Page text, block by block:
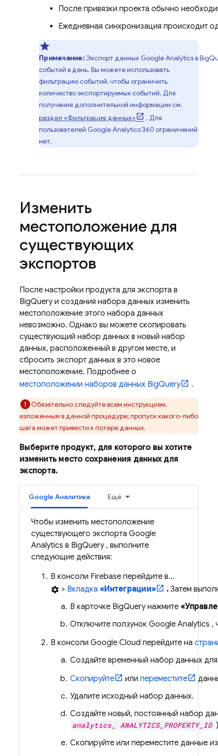
После привязки проекта обычно
Ежедневная синхронизация происходит
Примечание:Экспорт данных Google Analyticsв
событий в день. Вы можете использовать
фильтрацию событий, чтобы ограничить
количество экспортируемых событий. Для
получения дополнительной информации см.
раздел «Фильтрация данных»
. Для
пользователей Google Analytics 360 ограничений
нет.
Изменить
местоположение для
существующих
экспортов
После настройки продукта для экспорта в
BigQuery и создания набора данных изменить
местоположение этого набора данных
невозможно. Однако вы можете скопировать
существующий набор данных в новый набор
данных, расположенный в другом месте, и
сбросить экспорт данных в это новое
местоположение. Подробнее о
местоположении наборов данных BigQuery .
Обязательно следуйте всем инструкциям,
изложенным в данной процедуре; пропуск какого-либо
шага может привести к потере данных.
Выберите продукт, для которого вы хотите
изменить место сохранения данных для
экспорта.
Google Аналитика Ещё
Чтобы изменить местоположение
существующего экспорта Google
Analytics в BigQuery , выполните
следующие действия:
В консоли Firebase перейдите в...
settings > Вкладка «Интеграции» . Затем
В карточке BigQuery нажмите
Отключите ползунок Google Analytics ,
В консоли Google Cloud перейдите на
Создайте временный набор данных
Скопируйте
или переместите
Удалите исходный набор данных.
Создайте новый, постоянный набор
analytics_ ANALYTICS_PROPERTY_ID
Скопируйте или переместите данные